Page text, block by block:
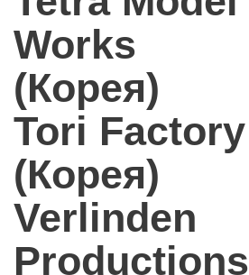
Works
(Корея)
Tori Factory
(Корея)
Verlinden
Productions